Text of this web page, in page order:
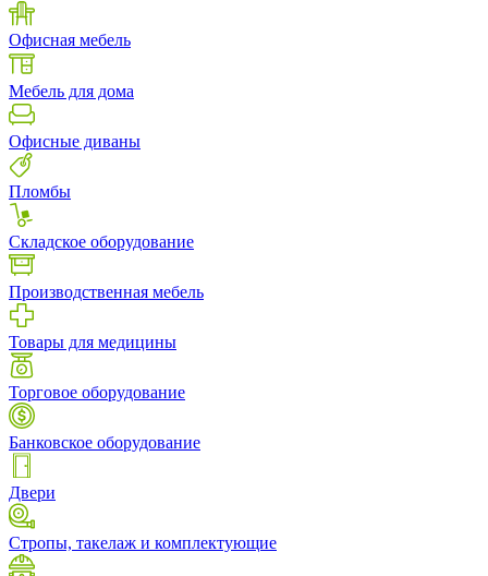
Офисная мебель
Мебель для дома
Офисные диваны
Пломбы
Складское оборудование
Производственная мебель
Товары для медицины
Торговое оборудование
Банковское оборудование
Двери
Стропы, такелаж и комплектующие